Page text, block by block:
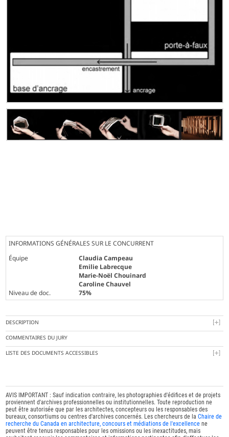
INFORMATIONS GÉNÉRALES SUR LE CONCURRENT
Équipe
Claudia Campeau
Emilie Labrecque
Marie-Noël Chouinard
Caroline Chauvel
Niveau de doc.
75%
DESCRIPTION
COMMENTAIRES DU JURY
LISTE DES DOCUMENTS ACCESSIBLES
AVIS IMPORTANT : Sauf indication contraire, les photographies d'édifices et de projets
proviennent d'archives professionnelles ou institutionnelles. Toute reproduction ne
peut être autorisée que par les architectes, concepteurs ou les responsables des
bureaux, consortiums ou centres d'archives concernés. Les chercheurs de laChaire de
recherche du Canada en architecture, concours et médiations de l'excellence ne
peuvent être tenus responsables pour les omissions ou les inexactitudes, mais